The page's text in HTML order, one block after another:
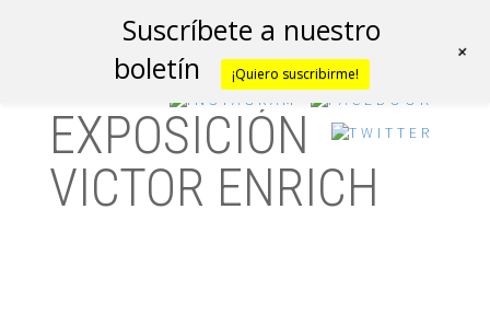
EXPOSICIÓN
VICTOR ENRICH
Suscríbete a nuestro
boletín
¡Quiero suscribirme!
+